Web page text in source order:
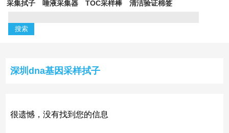
采集拭子 唾液采集器 TOC采样棒 清洁验证棉签
深圳dna基因采样拭子
很遗憾，没有找到您的信息